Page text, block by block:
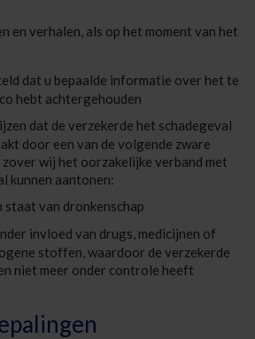
en verhalen, als op het moment van het
dat u bepaalde informatie over het te
hebt achtergehouden
dat de verzekerde het schadegeval
door een van de volgende zware
wij het oorzakelijke verband met
kunnen aantonen:
staat van dronkenschap
invloed van drugs, medicijnen of
stoffen, waardoor de verzekerde
niet meer onder controle heeft